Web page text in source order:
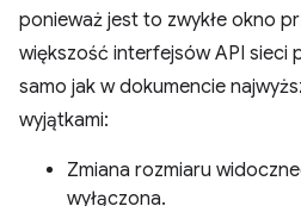
ponieważ jest to zwykłe okno
większość interfejsów API sieci
samo jak w dokumencie
wyjątkami:
Zmiana rozmiaru
wyłączona.